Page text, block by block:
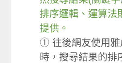
排序邏輯、運算法
提供。
① 往後網友使用雅
時，搜尋結果的排